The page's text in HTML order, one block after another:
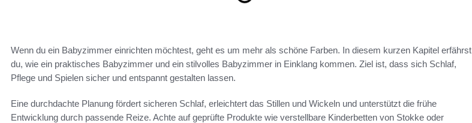
Wenn du ein Babyzimmer einrichten möchtest, geht es um mehr als schöne Farben. In diesem kurzen Kapitel erfährst
du, wie ein praktisches Babyzimmer und ein stilvolles Babyzimmer in Einklang kommen. Ziel ist, dass sich Schlaf,
Pflege und Spielen sicher und entspannt gestalten lassen.
Eine durchdachte Planung fördert sicheren Schlaf, erleichtert das Stillen und Wickeln und unterstützt die frühe
Entwicklung durch passende Reize. Achte auf geprüfte Produkte wie verstellbare Kinderbetten von Stokke oder